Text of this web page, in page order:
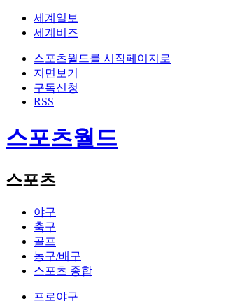
세계일보
세계비즈
스포츠월드를 시작페이지로
지면보기
구독신청
RSS
스포츠월드
스포츠
야구
축구
골프
농구/배구
스포츠 종합
프로야구